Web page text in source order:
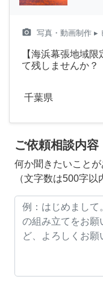
camera_alt 写真・動画制作 ▸
【海浜幕張地域
て残しませんか？
千葉県
ご依頼相談内容
何か聞きたいこと
（文字数は500字以